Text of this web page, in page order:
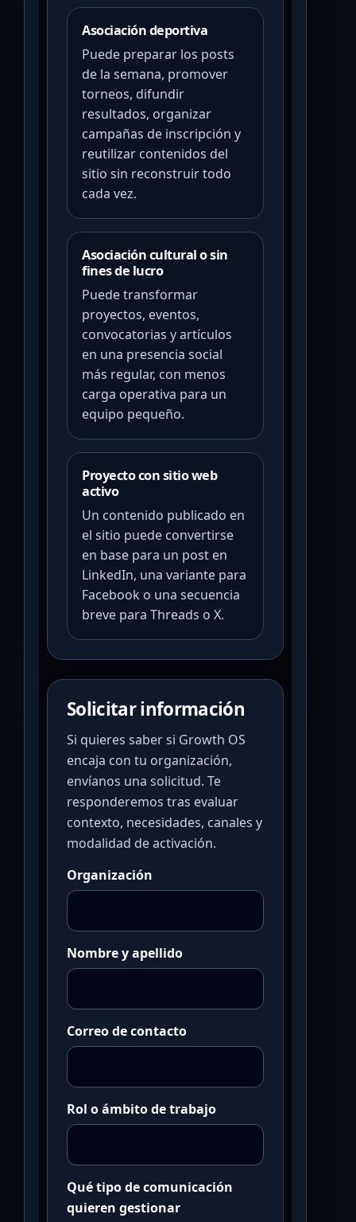
Asociación deportiva
Puede preparar los posts
de la semana, promover
torneos, difundir
resultados, organizar
campañas de inscripción y
reutilizar contenidos del
sitio sin reconstruir todo
cada vez.
Asociación cultural o sin
fines de lucro
Puede transformar
proyectos, eventos,
convocatorias y artículos
en una presencia social
más regular, con menos
carga operativa para un
equipo pequeño.
Proyecto con sitio web
activo
Un contenido publicado en
el sitio puede convertirse
en base para un post en
LinkedIn, una variante para
Facebook o una secuencia
breve para Threads o X.
Solicitar información
Si quieres saber si Growth OS
encaja con tu organización,
envíanos una solicitud. Te
responderemos tras evaluar
contexto, necesidades, canales y
modalidad de activación.
Organización
Nombre y apellido
Correo de contacto
Rol o ámbito de trabajo
Qué tipo de comunicación
quieren gestionar